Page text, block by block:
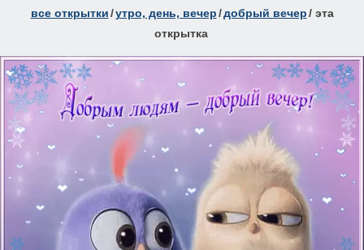
все открытки/утро, день, вечер/добрый вечер/ эта
открытка